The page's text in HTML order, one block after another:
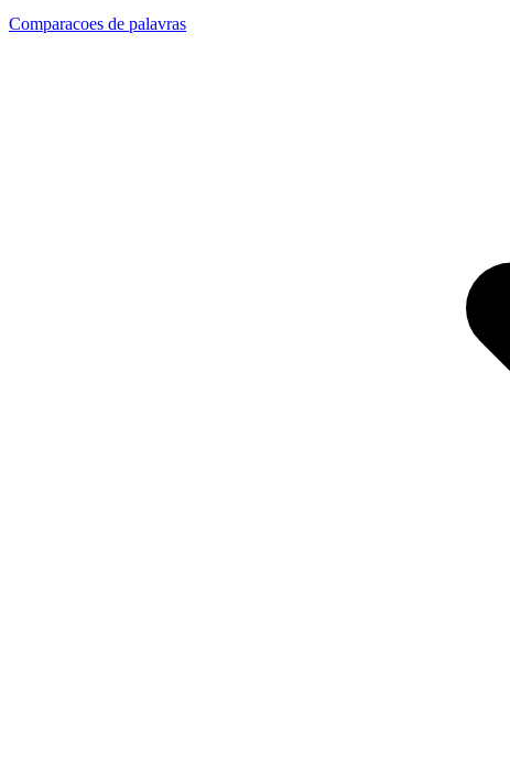
Comparacoes de palavras